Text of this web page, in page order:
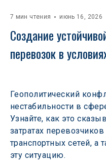
7 мин чтения июнь 16, 2026
Создание
перевозок в
Геополитический
нестабильности в
Узнайте, как это
затратах
транспортных сетей, а
эту ситуацию.